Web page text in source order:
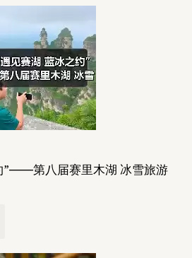
”――第八届赛里木湖 冰雪旅游